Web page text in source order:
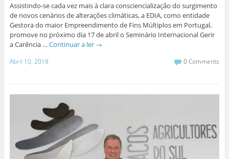
Assistindo-se cada vez mais à clara consciencialização do surgimento
de novos cenários de alterações climáticas, a EDIA, como entidade
Gestora do maior Empreendimento de Fins Múltiplos em Portugal,
promove no próximo dia 17 de abril o Seminário Internacional Gerir
a Carência … Continuar a ler →
Abril 10, 2018 0 Comments